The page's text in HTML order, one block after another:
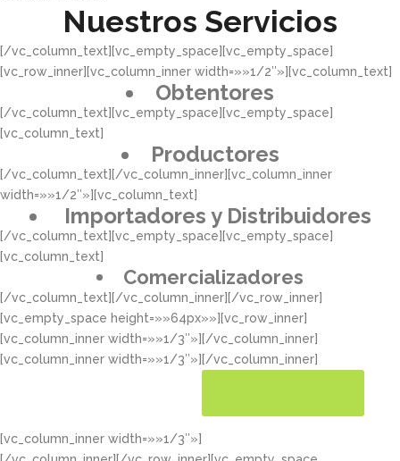
Nuestros Servicios
[/vc_column_text][vc_empty_space][vc_empty_space]
[vc_row_inner][vc_column_inner width=»»1/2″»][vc_column_text]
Obtentores
[/vc_column_text][vc_empty_space][vc_empty_space]
[vc_column_text]
Productores
[/vc_column_text][/vc_column_inner][vc_column_inner
width=»»1/2″»][vc_column_text]
Importadores y Distribuidores
[/vc_column_text][vc_empty_space][vc_empty_space]
[vc_column_text]
Comercializadores
[/vc_column_text][/vc_column_inner][/vc_row_inner]
[vc_empty_space height=»»64px»»][vc_row_inner]
[vc_column_inner width=»»1/3″»][/vc_column_inner]
[vc_column_inner width=»»1/3″»][/vc_column_inner]
[vc_column_inner width=»»1/3″»]